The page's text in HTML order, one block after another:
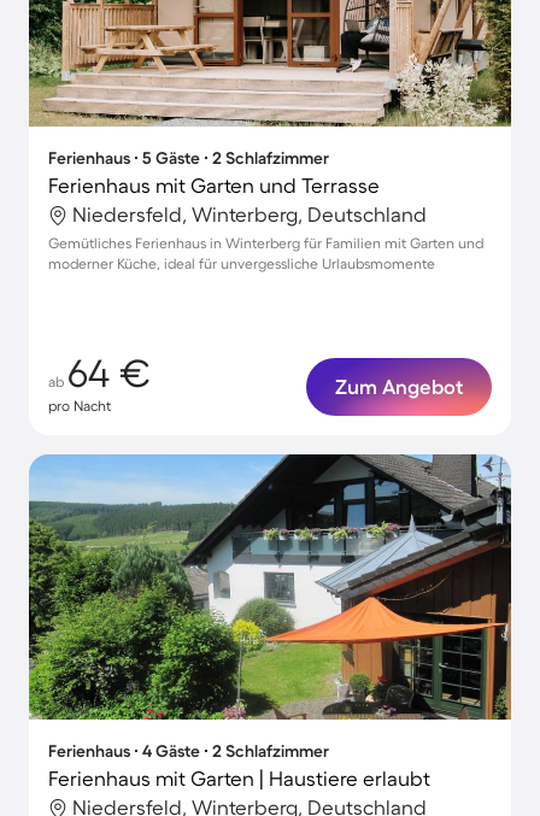
Ferienhaus ∙ 5 Gäste ∙ 2 Schlafzimmer
Ferienhaus mit Garten und Terrasse
Niedersfeld, Winterberg, Deutschland
Gemütliches Ferienhaus in Winterberg für Familien mit Garten und
moderner Küche, ideal für unvergessliche Urlaubsmomente
ab 64 €
pro Nacht
Zum Angebot
Ferienhaus ∙ 4 Gäste ∙ 2 Schlafzimmer
Ferienhaus mit Garten | Haustiere erlaubt
Niedersfeld, Winterberg, Deutschland